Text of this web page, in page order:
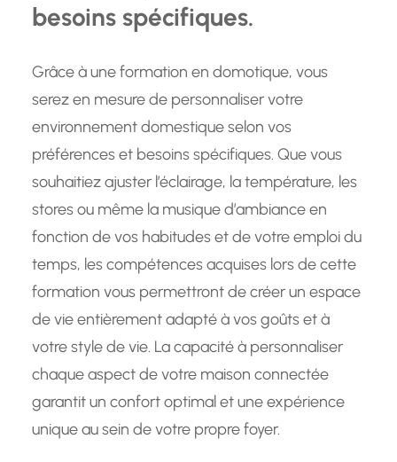
besoins spécifiques.
Grâce à une formation en domotique, vous
serez en mesure de personnaliser votre
environnement domestique selon vos
préférences et besoins spécifiques. Que vous
souhaitiez ajuster l’éclairage, la température, les
stores ou même la musique d’ambiance en
fonction de vos habitudes et de votre emploi du
temps, les compétences acquises lors de cette
formation vous permettront de créer un espace
de vie entièrement adapté à vos goûts et à
votre style de vie. La capacité à personnaliser
chaque aspect de votre maison connectée
garantit un confort optimal et une expérience
unique au sein de votre propre foyer.